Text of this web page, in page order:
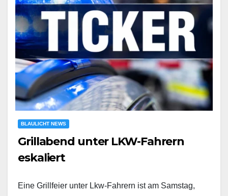
BLAULICHT NEWS
Grillabend unter LKW-Fahrern
eskaliert
Eine Grillfeier unter Lkw-Fahrern ist am Samstag,